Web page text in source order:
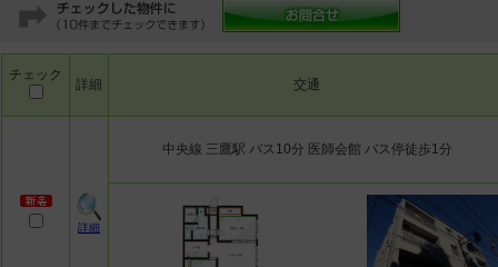
チェック
詳細 交通
詳細
中央線 三鷹駅 バス10分 医師会館 バス停徒歩1分